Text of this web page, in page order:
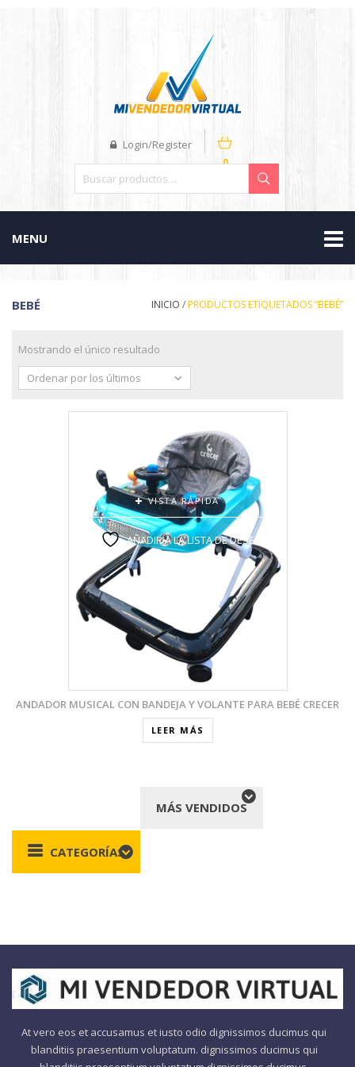
0
Login/Register
MENU
BEBÉ INICIO /PRODUCTOS ETIQUETADOS “BEBÉ”
Mostrando el único resultado
Ordenar por los últimos
VISTA RÁPIDA
AÑADIR A LA LISTA DE DESEOS
ANDADOR MUSICAL CON BANDEJA Y VOLANTE PARA BEBÉ CRECER
LEER MÁS
CATEGORÍAS
MÁS VENDIDOS
At vero eos et accusamus et iusto odio dignissimos ducimus qui
blanditiis praesentium voluptatum. dignissimos ducimus qui